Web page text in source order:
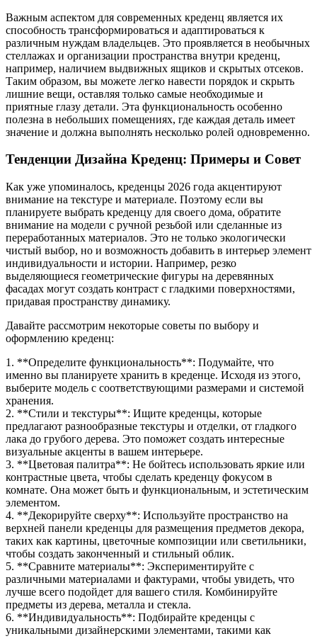
Важным аспектом для современных креденц является их
способность трансформироваться и адаптироваться к
различным нуждам владельцев. Это проявляется в необычных
стеллажах и организации пространства внутри креденц,
например, наличием выдвижных ящиков и скрытых отсеков.
Таким образом, вы можете легко навести порядок и скрыть
лишние вещи, оставляя только самые необходимые и
приятные глазу детали. Эта функциональность особенно
полезна в небольших помещениях, где каждая деталь имеет
значение и должна выполнять несколько ролей одновременно.
Тенденции Дизайна Креденц: Примеры и Совет
Как уже упоминалось, креденцы 2026 года акцентируют
внимание на текстуре и материале. Поэтому если вы
планируете выбрать креденцу для своего дома, обратите
внимание на модели с ручной резьбой или сделанные из
переработанных материалов. Это не только экологически
чистый выбор, но и возможность добавить в интерьер элемент
индивидуальности и истории. Например, резко
выделяющиеся геометрические фигуры на деревянных
фасадах могут создать контраст с гладкими поверхностями,
придавая пространству динамику.
Давайте рассмотрим некоторые советы по выбору и
оформлению креденц:
1. **Определите функциональность**: Подумайте, что
именно вы планируете хранить в креденце. Исходя из этого,
выберите модель с соответствующими размерами и системой
хранения.
2. **Стили и текстуры**: Ищите креденцы, которые
предлагают разнообразные текстуры и отделки, от гладкого
лака до грубого дерева. Это поможет создать интересные
визуальные акценты в вашем интерьере.
3. **Цветовая палитра**: Не бойтесь использовать яркие или
контрастные цвета, чтобы сделать креденцу фокусом в
комнате. Она может быть и функциональным, и эстетическим
элементом.
4. **Декорируйте сверху**: Используйте пространство на
верхней панели креденцы для размещения предметов декора,
таких как картины, цветочные композиции или светильники,
чтобы создать законченный и стильный облик.
5. **Сравните материалы**: Экспериментируйте с
различными материалами и фактурами, чтобы увидеть, что
лучше всего подойдет для вашего стиля. Комбинируйте
предметы из дерева, металла и стекла.
6. **Индивидуальность**: Подбирайте креденцы с
уникальными дизайнерскими элементами, такими как